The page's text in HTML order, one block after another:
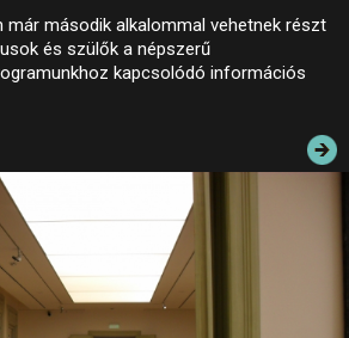
AZ ÉPÜLET
INFORMÁCIÓK
ELÉRHETŐSÉG
ÉS VEZETÉSEK
ADATOK
már második alkalommal vehetnek részt
és szülők a népszerű
kapcsolódó információs